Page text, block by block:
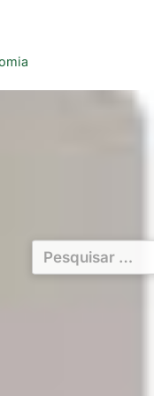
Pesquisar
por: